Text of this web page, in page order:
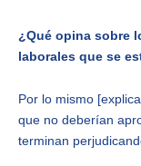
¿Qué opina sobre
laborales que se
Por lo mismo
que no deberían
terminan